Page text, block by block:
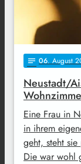
notes 06. August
Neustadt/
Eine Frau in
in ihrem
geht, steht
Die war wohl